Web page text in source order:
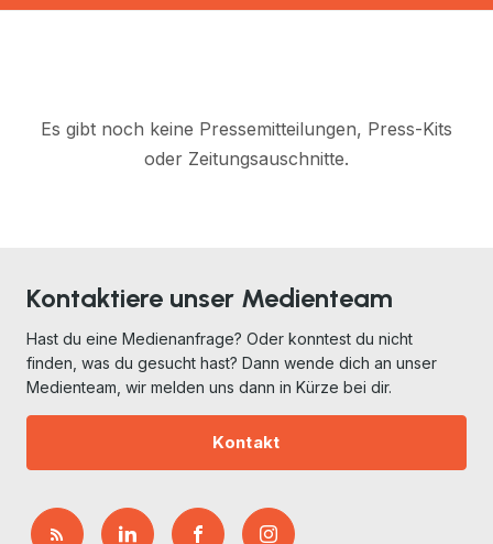
Es gibt noch keine Pressemitteilungen, Press-Kits
oder Zeitungsauschnitte.
Kontaktiere unser Medienteam
Hast du eine Medienanfrage? Oder konntest du nicht
finden, was du gesucht hast? Dann wende dich an unser
Medienteam, wir melden uns dann in Kürze bei dir.
Kontakt